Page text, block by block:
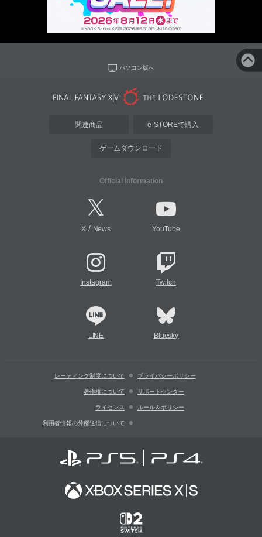
パソコン版へ
関連商品 e-STOREで購入
ゲームダウンロード
Official Information
X/ News YouTube
Instagram Twitch
LINE Bluesky
レーティング制度について プライバシーポリシー
著作権について サポートセンター
ライセンス ルール＆ポリシー
利用者情報の外部送信について